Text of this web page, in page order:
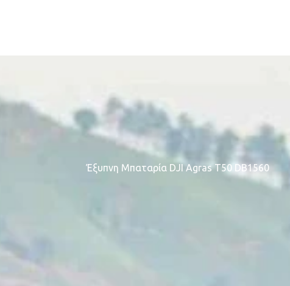
Έξυπνη Μπαταρία DJI Agras T50 DB1560